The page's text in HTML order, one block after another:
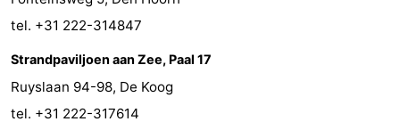
Route
Fähre
-
tel. +31 222-314847
Strandpaviljoen aan Zee, Paal 17
Ruyslaan 94-98, De Koog
tel. +31 222-317614